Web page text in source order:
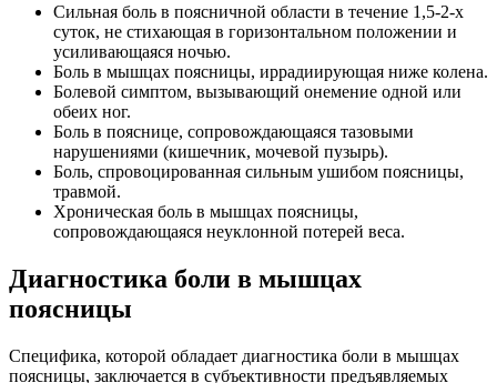
Сильная боль в поясничной области в течение 1,5-2-х
суток, не стихающая в горизонтальном положении и
усиливающаяся ночью.
Боль в мышцах поясницы, иррадиирующая ниже колена.
Болевой симптом, вызывающий онемение одной или
обеих ног.
Боль в пояснице, сопровождающаяся тазовыми
нарушениями (кишечник, мочевой пузырь).
Боль, спровоцированная сильным ушибом поясницы,
травмой.
Хроническая боль в мышцах поясницы,
сопровождающаяся неуклонной потерей веса.
Диагностика боли в мышцах
поясницы
Специфика, которой обладает диагностика боли в мышцах
поясницы, заключается в субъективности предъявляемых